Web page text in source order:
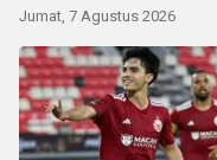
Jumat, 7 Agustus 2026